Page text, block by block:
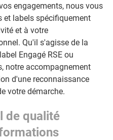
engagements, nous vous
et labels spécifiquement
et à votre
Qu'il s'agisse de la
Engagé RSE ou
notre accompagnement
d'une reconnaissance
votre démarche.
de qualité